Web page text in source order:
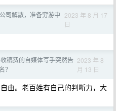
公司解散，准备穷游中 2023 年 8 月 17
日
稿费的自媒体写手突然告
？
2023 年 8
月 13 日
由。老百姓有自己的判断力，大